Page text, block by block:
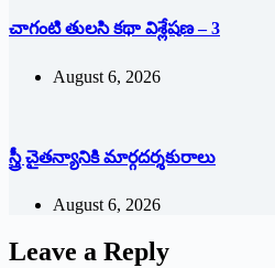
చాగంటి తులసి కథా విశ్లేషణ – 3
August 6, 2026
స్త్రీ చైతన్యానికి మార్గదర్శకురాలు
August 6, 2026
Leave a Reply